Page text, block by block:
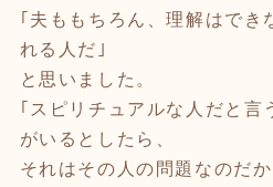
｢夫ももちろん、理解はでき
れる人だ｣
と思いました。
｢スピリチュアルな人だと言
がいるとしたら、
それはその人の問題なのだ